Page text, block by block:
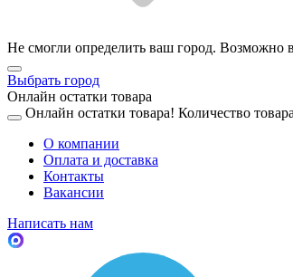
Не смогли определить ваш город. Возможно
Выбрать город
Онлайн остатки товара
Онлайн остатки товара! Количество
О компании
Оплата и доставка
Контакты
Вакансии
Написать нам